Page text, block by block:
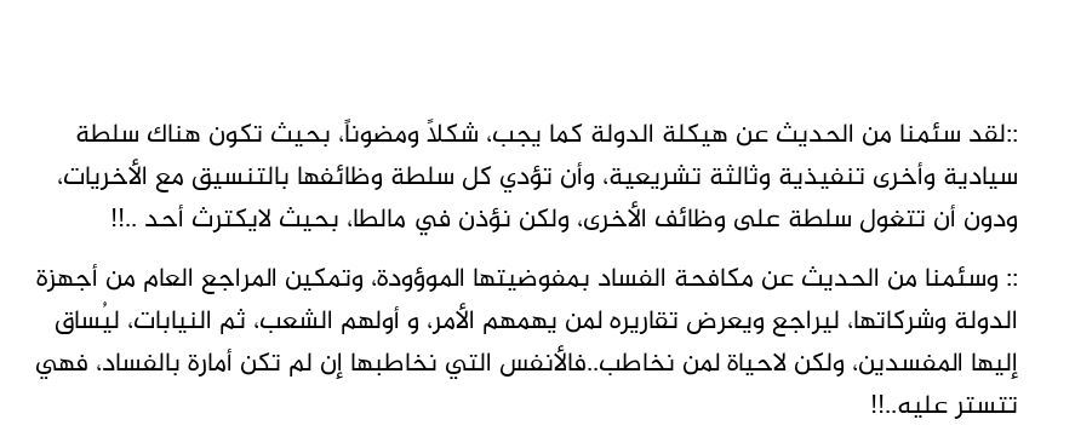
::لقد سئمنا من الحديث عن هيكلة الدولة كما يجب، شكلاً ومضوناً، بحيث تكون هناك سلطة
سيادية وأخرى تنفيذية وثالثة تشريعية، وأن تؤدي كل سلطة وظائفها بالتنسيق مع الأخريات،
ودون أن تتغول سلطة على وظائف الأخرى، ولكن نؤذن في مالطا، بحيث لايكترث أحد ..!!
:: وسئمنا من الحديث عن مكافحة الفساد بمفوضيتها الموؤودة، وتمكين المراجع العام من أجهزة
الدولة وشركاتها، ليراجع ويعرض تقاريره لمن يهمهم الأمر، و أولهم الشعب، ثم النيابات، ليُساق
إليها المفسدين، ولكن لاحياة لمن نخاطب..فالأنفس التي نخاطبها إن لم تكن أمارة بالفساد، فهي
تتستر عليه..!!